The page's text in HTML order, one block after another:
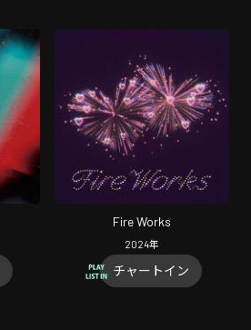
Fire Works
2024年
チャートイン